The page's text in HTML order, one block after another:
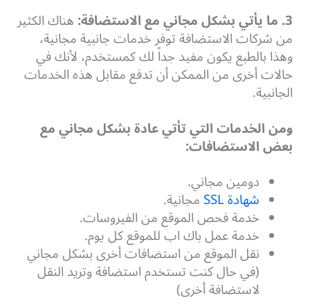
3. ما يأتي بشكل مجاني مع الاستضافة:
هناك الكثير
من شركات الاستضافة توفر خدمات جانبية مجانية،
وهذا بالطبع يكون مفيد جداً لك كمستخدم، لأنك في
حالات أخرى من الممكن أن تدفع مقابل هذه الخدمات
الجانبية.
ومن الخدمات التي تأتي عادة بشكل مجاني مع
بعض الاستضافات:
دومين مجاني.
شهادة SSL مجانية.
خدمة فحص الموقع من الفيروسات.
خدمة عمل باك اب للموقع كل يوم.
نقل الموقع من استضافات أخرى بشكل مجاني
(في حال كنت تستخدم استضافة وتريد النقل
لاستضافة أخرى)